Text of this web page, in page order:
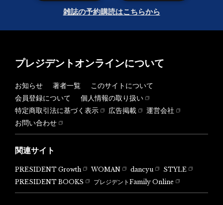
雑誌の予約購読はこちらから
プレジデントオンラインについて
お知らせ 著者一覧
このサイトについて
会員登録について
個人情報の取り扱い
特定商取引法に基づく表示
広告掲載
運営会社
お問い合わせ
関連サイト
PRESIDENT Growth WOMAN dancyu
STYLE
PRESIDENT BOOKS
プレジデントFamily Online